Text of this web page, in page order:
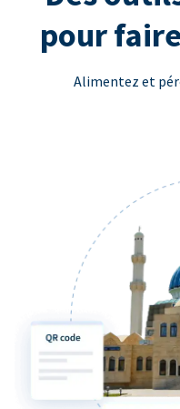
pour
Alimentez et